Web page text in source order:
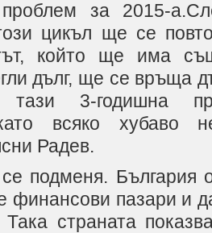
за 2015-
цикъл ще се
който ще има
дълг, ще се връща
3-годишна
всяко хубаво
Радев.
подменя. България
финансови пазари и
страната